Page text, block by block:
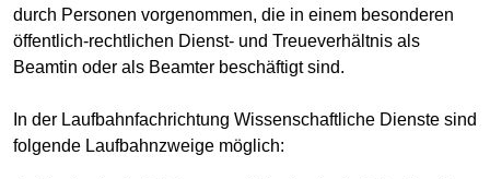
durch Personen vorgenommen, die in einem besonderen
öffentlich-rechtlichen Dienst- und Treueverhältnis als
Beamtin oder als Beamter beschäftigt sind.
In der Laufbahnfachrichtung Wissenschaftliche Dienste sind
folgende Laufbahnzweige möglich: